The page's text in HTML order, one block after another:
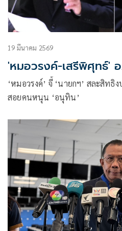
19 มีนาคม 2569
'หมอวรงค์-เสรีพิศุทธ์'
‘หมอวรงค์’ จี้ ‘นายกฯ’ สละสิท
สอยคนหนุน ‘อนุทิน’